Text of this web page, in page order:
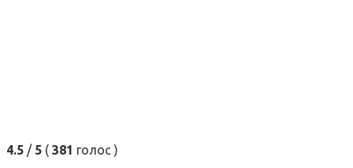
4.5 / 5 ( 381 голос)